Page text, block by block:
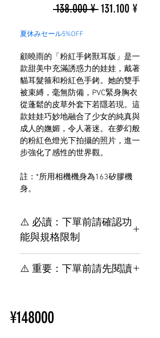
138.000 ¥ 一
格
131.100 ¥促
格
夏休みセール5%OFF
顧曉雨的「粉紅手銬獸耳版」是一
款甜美中充滿誘惑力的娃娃，戴著
貓耳髮箍和粉紅色手銬。她的雙手
被束縛，毫無防備，PVC緊身胸衣
從蓬鬆的皮草外套下若隱若現。這
款娃娃巧妙地融合了少女的純真與
成人的嫵媚，令人著迷。在夢幻般
的粉紅色燈光下拍攝的照片，進一
步強化了感性的世界觀。
註：*所用相機機身為163矽膠機
身。
⚠️ 必讀：下單前請確認功
能與規格限制
格與安裝限制
購買情趣娃娃前須知
⚠️ 重要：下單前請先閱讀
其他選配與 TPE 相關，請參閱
以下頁面。
¥148000